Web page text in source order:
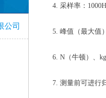
公司
4. 采样率：
5. 峰值（最大值 ）
6. N（牛顿）、
7. 测量前可进行